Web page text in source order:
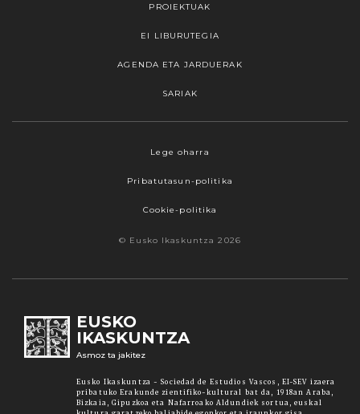
PROIEKTUAK
EI LIBURUTEGIA
AGENDA ETA JARDUERAK
SARIAK
Lege oharra
Pribatutasun-politika
Cookie-politika
© Eusko Ikaskuntza 2026
EUSKO
IKASKUNTZA
Asmoz ta jakitez
Eusko Ikaskuntza - Sociedad de Estudios Vascos, EI-SEV izaera
pribatuko Erakunde zientifiko-kultural bat da, 1918an Araba,
Bizkaia, Gipuzkoa eta Nafarroako Aldundiek sortua, euskal
Webgune honek cookieak erabiltzen ditu,
nabigatzeko nahiago duzun cookie aukera.
Guztiz desaktibatzea ere hauta dezakezu.
"konfigurazioa" aukeran. "Onartzen dut" botoia
cookie politika onartzen duzula adierazten ari
gehiago lortzeko.
Onartu